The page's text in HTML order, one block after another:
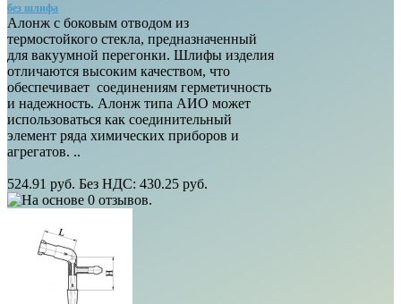
без шлифа
Алонж с боковым отводом из
термостойкого стекла, предназначенный
для вакуумной перегонки. Шлифы изделия
отличаются высоким качеством, что
обеспечивает соединениям герметичность
и надежность. Алонж типа АИО может
использоваться как соединительный
элемент ряда химических приборов и
агрегатов. ..
524.91 руб. Без НДС: 430.25 руб.